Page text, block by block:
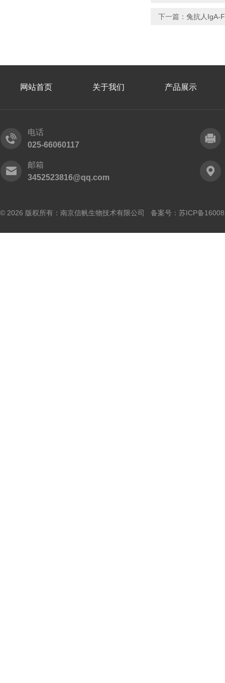
下一篇： 兔抗人IgA-
网站首页 关于我们 产品展示
电话
025-66060117
邮箱
3452523816@qq.com
© 2026 版权所有：南京信帆生物技术有限公司 备案号： 苏ICP备